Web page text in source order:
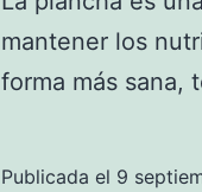
mantener los
forma más sana,
Publicada el 9